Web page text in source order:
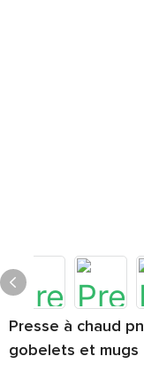
Presse à chaud
gobelets et mugs